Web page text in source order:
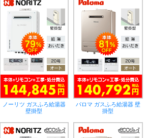
ノーリツ ガスふろ給湯器
壁掛型
パロマ ガスふろ給湯器 壁
掛型